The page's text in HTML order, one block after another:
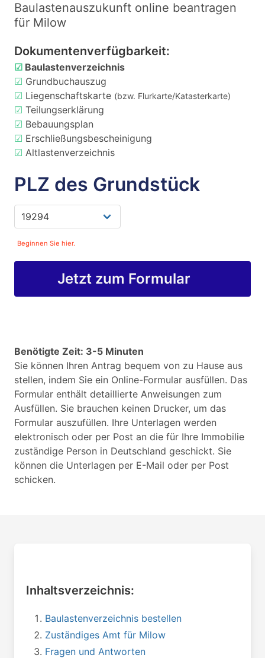
Baulastenauszukunft online beantragen
für Milow
Dokumentenverfügbarkeit:
☑ Baulastenverzeichnis
☑ Grundbuchauszug
☑ Liegenschaftskarte (bzw. Flurkarte/Katasterkarte)
☑ Teilungserklärung
☑ Bebauungsplan
☑ Erschließungsbescheinigung
☑ Altlastenverzeichnis
PLZ des Grundstück
Beginnen Sie hier.
Jetzt zum Formular
Benötigte Zeit: 3-5 Minuten
Sie können Ihren Antrag bequem von zu Hause aus
stellen, indem Sie ein Online-Formular ausfüllen. Das
Formular enthält detaillierte Anweisungen zum
Ausfüllen. Sie brauchen keinen Drucker, um das
Formular auszufüllen. Ihre Unterlagen werden
elektronisch oder per Post an die für Ihre Immobilie
zuständige Person in Deutschland geschickt. Sie
können die Unterlagen per E-Mail oder per Post
schicken.
Inhaltsverzeichnis:
Baulastenverzeichnis bestellen
Zuständiges Amt für Milow
Fragen und Antworten